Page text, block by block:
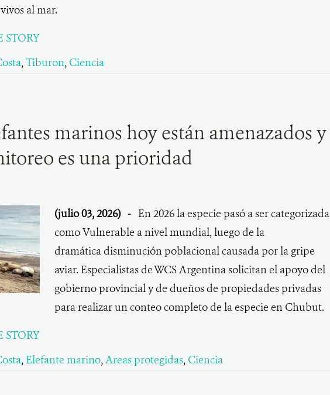
al mar.
STORY
,Tiburon, Ciencia
marinos hoy están amenazados y
es una prioridad
(julio 03, 2026) - En 2026 la especie pasó a ser categorizada
como Vulnerable a nivel mundial, luego de la
dramática disminución poblacional causada por la gripe
aviar. Especialistas de WCS Argentina solicitan el apoyo del
gobierno provincial y de dueños de propiedades privadas
para realizar un conteo completo de la especie en Chubut.
STORY
, Elefante marino,Areas protegidas, Ciencia